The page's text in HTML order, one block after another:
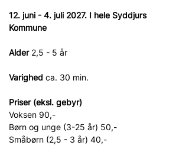
12. juni - 4. juli 2027. I hele Syddjurs
Kommune
Alder 2,5 - 5 år
Varighed ca. 30 min.
Priser (eksl. gebyr)
Voksen 90,-
Børn og unge (3-25 år) 50,-
Småbørn (2,5 - 3 år) 40,-